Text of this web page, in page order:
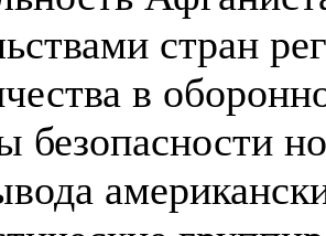
стран
в
безопасности